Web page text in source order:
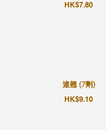
HK$7.80
連翹 (7劑)
HK$9.10